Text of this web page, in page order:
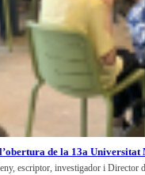
de la 13a Universitat
escriptor, investigador i Director